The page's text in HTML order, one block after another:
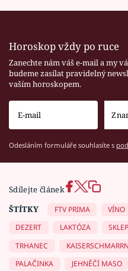
Horoskop vždy po ruce
Zanechte nám váš e-mail a my
budeme zasílat pravidelný
vaším horoskopem.
Odesláním formuláře souhlasíte s
Sdílejte článek
ŠTÍTKY
FTV PRIMA VÍNO
DEZERT
LAKTÓZA SKLEP
TRHANEC
KAISERSCHMARRN
PALAČINKA
JEHNĚČÍ MASO